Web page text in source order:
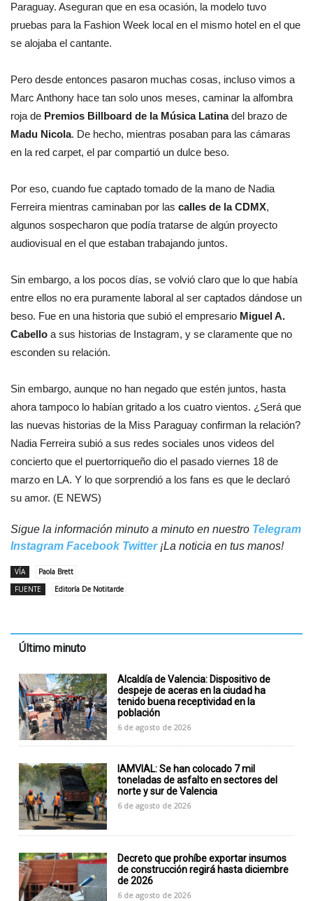
Paraguay. Aseguran que en esa ocasión, la modelo tuvo
pruebas para la Fashion Week local en el mismo hotel en el que
se alojaba el cantante.
Pero desde entonces pasaron muchas cosas, incluso vimos a
Marc Anthony hace tan solo unos meses, caminar la alfombra
roja de Premios Billboard de la Música Latinadel brazo de
Madu Nicola. De hecho, mientras posaban para las cámaras
en la red carpet, el par compartió un dulce beso.
Por eso, cuando fue captado tomado de la mano de Nadia
Ferreira mientras caminaban por las calles de la CDMX,
algunos sospecharon que podía tratarse de algún proyecto
audiovisual en el que estaban trabajando juntos.
Sin embargo, a los pocos días, se volvió claro que lo que había
entre ellos no era puramente laboral al ser captados dándose un
beso. Fue en una historia que subió el empresario Miguel A.
Cabello a sus historias de Instagram, y se claramente que no
esconden su relación.
Sin embargo, aunque no han negado que estén juntos, hasta
ahora tampoco lo habían gritado a los cuatro vientos. ¿Será que
las nuevas historias de la Miss Paraguay confirman la relación?
Nadia Ferreira subió a sus redes sociales unos videos del
concierto que el puertorriqueño dio el pasado viernes 18 de
marzo en LA. Y lo que sorprendió a los fans es que le declaró
su amor. (E NEWS)
Sigue la información minuto a minuto en nuestro Telegram
Instagram Facebook Twitter¡La noticia en tus manos!
VÍA
Paola Brett
FUENTE
Editoría De Notitarde
Último minuto
Alcaldía de Valencia: Dispositivo de
despeje de aceras en la ciudad ha
tenido buena receptividad en la
población
6 de agosto de 2026
IAMVIAL: Se han colocado 7 mil
toneladas de asfalto en sectores del
norte y sur de Valencia
6 de agosto de 2026
Decreto que prohíbe exportar insumos
de construcción regirá hasta diciembre
de 2026
6 de agosto de 2026